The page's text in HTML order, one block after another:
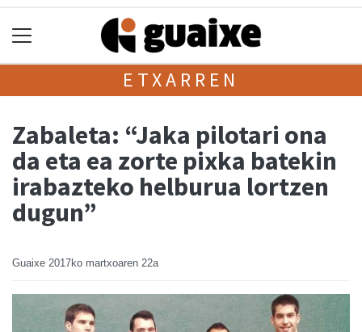
ETXARREN
Zabaleta: “Jaka pilotari ona
da eta ea zorte pixka batekin
irabazteko helburua lortzen
dugun”
Guaixe 2017ko martxoaren 22a